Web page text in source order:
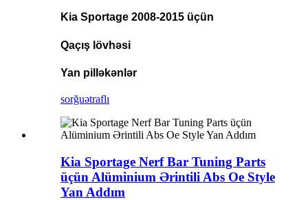
Kia Sportage 2008-2015 üçün
Qaçış lövhəsi
Yan pilləkənlər
sorğuətraflı
Kia Sportage Nerf Bar Tuning Parts
üçün Alüminium Ərintili Abs Oe Style
Yan Addım